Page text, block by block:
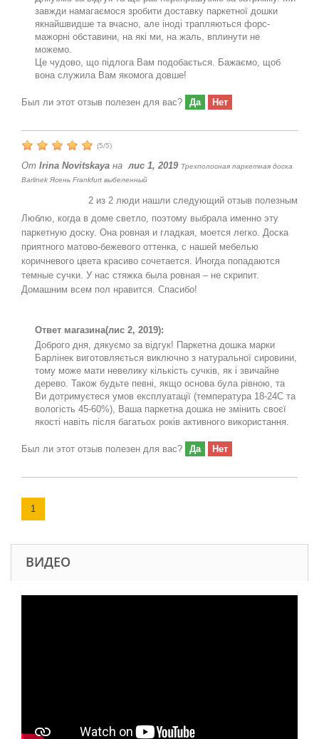
завжди намагаємося зробити доставку паркетної дошки
якнайшвидше та вчасно, але іноді трапляються форс-
мажорні обставини, на які ми, на жаль, вплинути не
можемо.
Це чудово, що підлога Вам подобається. Бажаємо, щоб
вона служила Вам якомога довше!
Был ли этот отзыв полезен для вас? Да Нет
(5/5)
От Irina Novitskaya на лис 1, 2019 Трехполосная паркетная доска
Barlinek Ясень Frankfurt выбеленный
2 из 2 люди нашли следующий отзыв полезным
Люблю, когда в доме светло, поэтому выбрала именно эту
паркетную доску. Она ровная и гладкая, моется легко. Доска
приятного матово-бежевого оттенка, с нашей мебелью
коричневого цвета красиво сочетается. Иногда попадаются
темные сучки. У нас стяжка была ровная – не скрипит.
Домашним всем пол нравится. Спасибо!
Ответ магазина(лис 2, 2019):
Доброго дня, дякуємо за відгук! Паркетна дошка марки
Барлінек виготовляється виключно з натуральної сировини,
тому може мати невелику кількість сучків, як і звичайне
дерево. Також будьте певні, якщо основа була рівною, та
Ви дотримуєтеся умов експлуатації (температура 18-24С та
вологість 45-60%), Ваша паркетна дошка не змінить своєї
якості навіть після багатьох років активного використання.
Был ли этот отзыв полезен для вас? Да Нет
1
ВИДЕО